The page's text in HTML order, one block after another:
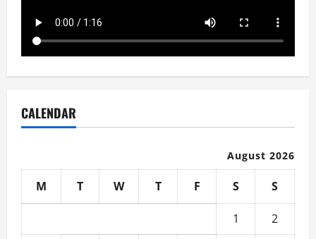
CALENDAR
August 2026
M T W T F S S
1
2